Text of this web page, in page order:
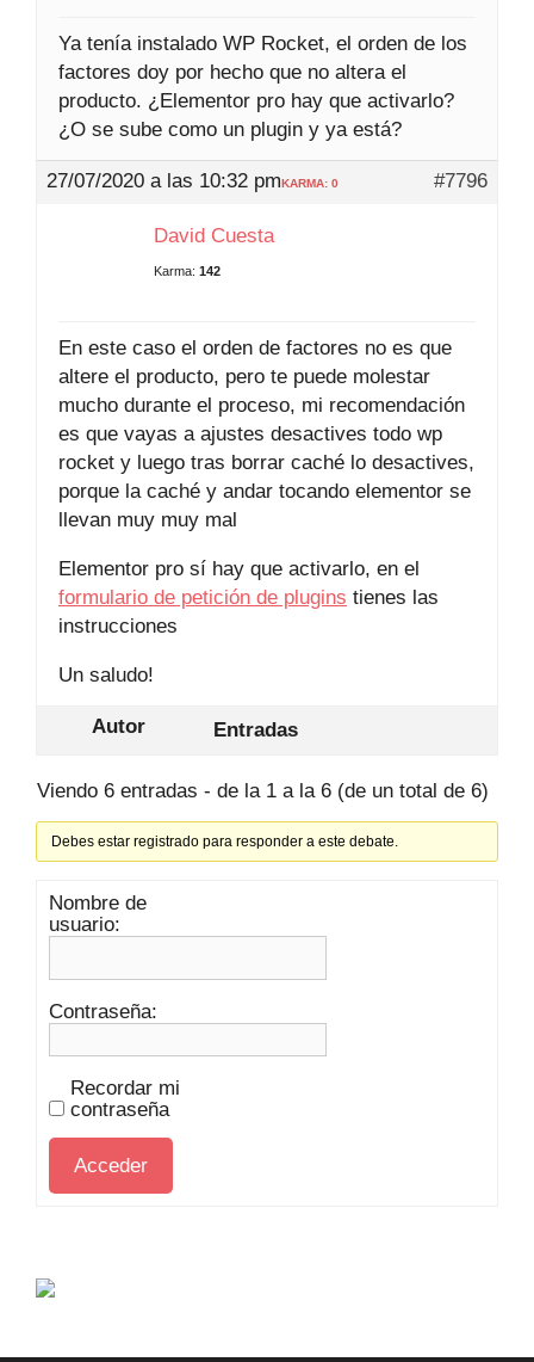
Ya tenía instalado WP Rocket, el orden de los
factores doy por hecho que no altera el
producto. ¿Elementor pro hay que activarlo?
¿O se sube como un plugin y ya está?
27/07/2020 a las 10:32 pm #7796
KARMA: 0
David Cuesta
Karma: 142
En este caso el orden de factores no es que
altere el producto, pero te puede molestar
mucho durante el proceso, mi recomendación
es que vayas a ajustes desactives todo wp
rocket y luego tras borrar caché lo desactives,
porque la caché y andar tocando elementor se
llevan muy muy mal
Elementor pro sí hay que activarlo, en el
formulario de petición de plugins tienes las
instrucciones
Un saludo!
Autor Entradas
Viendo 6 entradas - de la 1 a la 6 (de un total de 6)
Debes estar registrado para responder a este debate.
Nombre de
usuario:
Contraseña:
Recordar mi
contraseña
Acceder